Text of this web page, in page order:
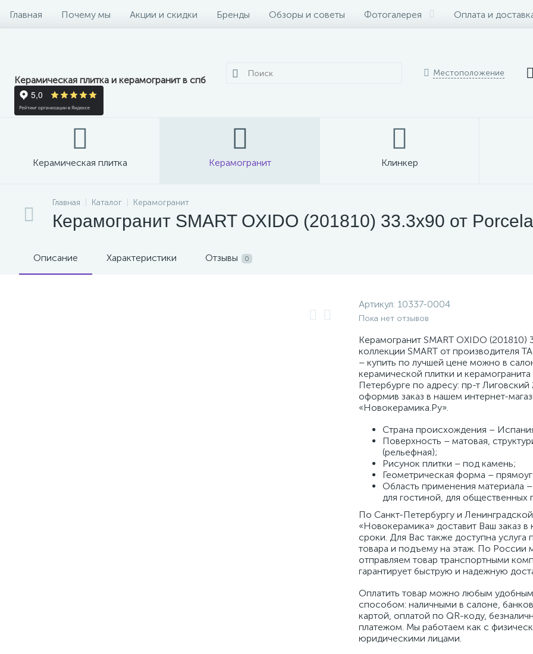
Главная Почему мы Акции и скидки Бренды Обзоры и советы Фотогалерея Оплата и
Керамическая плитка и керамогранит в спб
Местоположение
Керамическая плитка Керамогранит Клинкер
Главная Каталог Керамогранит
Керамогранит SMART OXIDO (201810) 33.3x90 от
Описание Характеристики Отзывы 0
Артикул: 10337-0004
Пока нет отзывов
Керамогранит SMART OXIDO (201810)
коллекции SMART от производителя
– купить по лучшей цене можно в
керамической плитки и керамогранита
Петербурге по адресу: пр-т
оформив заказ в нашем интернет-
«Новокерамика.Ру».
Страна происхождения –
Поверхность – матовая,
(рельефная);
Рисунок плитки – под камень;
Геометрическая форма –
Область применения материала
для гостиной, для
По Санкт-Петербургу и
«Новокерамика» доставит Ваш заказ в
сроки. Для Вас также доступна услуга
товара и подъему на этаж. По России
отправляем товар транспортными
гарантирует быструю и надежную
Оплатить товар можно любым
способом: наличными в салоне,
картой, оплатой по QR-коду,
платежом. Мы работаем как с
юридическими лицами.